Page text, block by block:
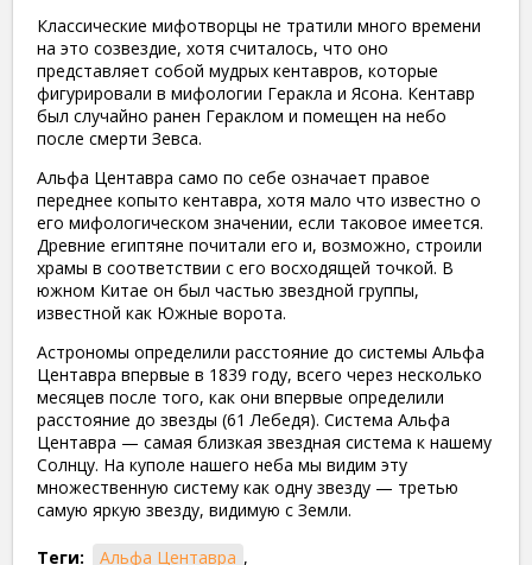
Классические мифотворцы не тратили много времени
на это созвездие, хотя считалось, что оно
представляет собой мудрых кентавров, которые
фигурировали в мифологии Геракла и Ясона. Кентавр
был случайно ранен Гераклом и помещен на небо
после смерти Зевса.
Альфа Центавра само по себе означает правое
переднее копыто кентавра, хотя мало что известно о
его мифологическом значении, если таковое имеется.
Древние египтяне почитали его и, возможно, строили
храмы в соответствии с его восходящей точкой. В
южном Китае он был частью звездной группы,
известной как Южные ворота.
Астрономы определили расстояние до системы Альфа
Центавра впервые в 1839 году, всего через несколько
месяцев после того, как они впервые определили
расстояние до звезды (61 Лебедя). Система Альфа
Центавра — самая близкая звездная система к нашему
Солнцу. На куполе нашего неба мы видим эту
множественную систему как одну звезду — третью
самую яркую звезду, видимую с Земли.
Теги: Альфа Центавра ,